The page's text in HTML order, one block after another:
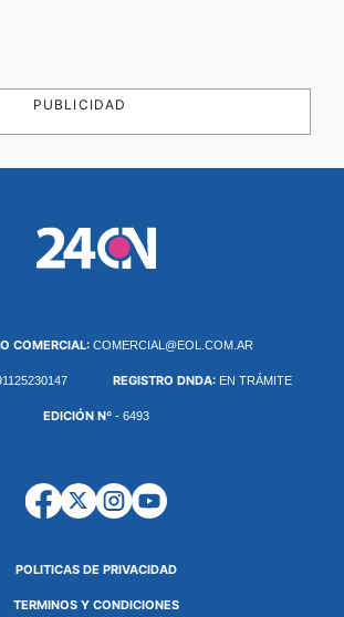
PUBLICIDAD
COMERCIAL: COMERCIAL@EOL.COM.AR
REGISTRO DNDA: EN TRÁMITE
EDICIÓN Nº - 6493
POLITICAS DE PRIVACIDAD
TERMINOS Y CONDICIONES